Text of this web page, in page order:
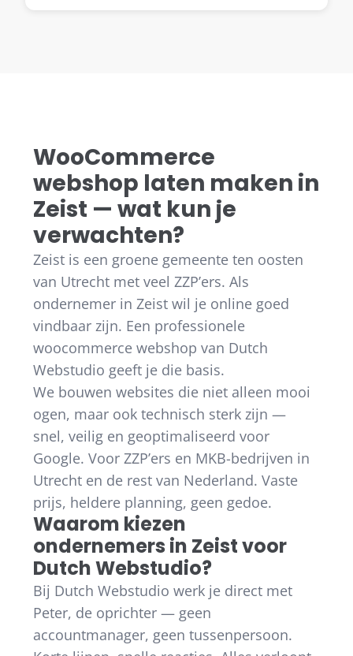
WooCommerce
webshop laten maken in
Zeist — wat kun je
verwachten?
Zeist is een groene gemeente ten oosten
van Utrecht met veel ZZP’ers. Als
ondernemer in Zeist wil je online goed
vindbaar zijn. Een professionele
woocommerce webshop van Dutch
Webstudio geeft je die basis.
We bouwen websites die niet alleen mooi
ogen, maar ook technisch sterk zijn —
snel, veilig en geoptimaliseerd voor
Google. Voor ZZP’ers en MKB-bedrijven in
Utrecht en de rest van Nederland. Vaste
prijs, heldere planning, geen gedoe.
Waarom kiezen
ondernemers in Zeist voor
Dutch Webstudio?
Bij Dutch Webstudio werk je direct met
Peter, de oprichter — geen
accountmanager, geen tussenpersoon.